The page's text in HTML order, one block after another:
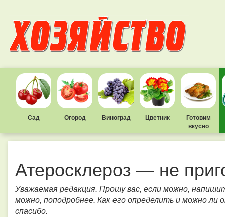
Сад Огород Виноград Цветник
Готовим
вкусно
Атеросклероз — не
Уважаемая редакция. Прошу вас, если можно,
можно, поподробнее. Как его определить и можно ли
спасибо.